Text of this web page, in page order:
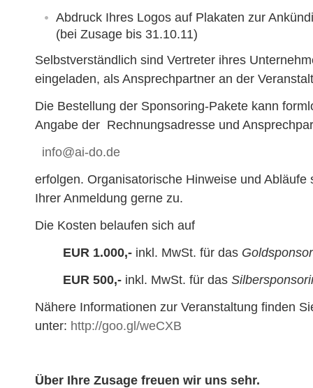
Abdruck Ihres Logos auf Plakaten zur
(bei Zusage bis 31.10.11)
Selbstverständlich sind Vertreter ihres
eingeladen, als Ansprechpartner an der
Die Bestellung der Sponsoring-Pakete kann
Angabe der Rechnungsadresse und
info@ai-do.de
erfolgen. Organisatorische Hinweise und Abläufe
Ihrer Anmeldung gerne zu.
Die Kosten belaufen sich auf
EUR 1.000,- inkl. MwSt. für das
EUR 500,- inkl. MwSt. für das
Nähere Informationen zur Veranstaltung finden
unter: http://goo.gl/weCXB
Über Ihre Zusage freuen wir uns sehr.